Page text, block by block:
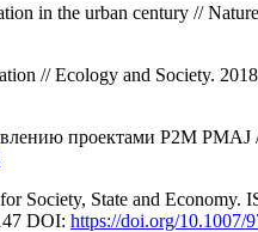
in the urban century //
// Ecology and Society.
проектами P2M
Society, State and Economy.
DOI: https://doi.org/10.1007/